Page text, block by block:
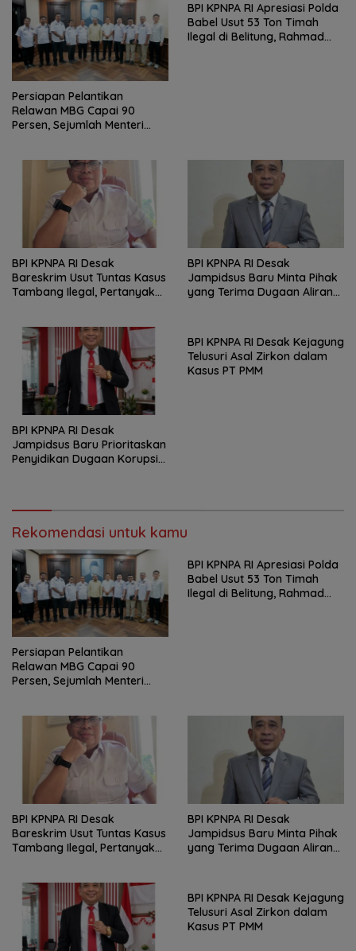
Persiapan Pelantikan
Relawan MBG Capai 90
Persen, Sejumlah Menteri
BPI KPNPA RI Apresiasi Polda
Babel Usut 53 Ton Timah
Ilegal di Belitung, Rahmad
BPI KPNPA RI Desak
Bareskrim Usut Tuntas Kasus
Tambang Ilegal, Pertanyakan
BPI KPNPA RI Desak
Jampidsus Baru Minta Pihak
yang Terima Dugaan Aliran
BPI KPNPA RI Desak
Jampidsus Baru Prioritaskan
Penyidikan Dugaan Korupsi
BPI KPNPA RI Desak Kejagung
Telusuri Asal Zirkon dalam
Kasus PT PMM
Rekomendasi untuk kamu
Persiapan Pelantikan
Relawan MBG Capai 90
Persen, Sejumlah Menteri
BPI KPNPA RI Apresiasi Polda
Babel Usut 53 Ton Timah
Ilegal di Belitung, Rahmad
BPI KPNPA RI Desak
Bareskrim Usut Tuntas Kasus
Tambang Ilegal, Pertanyakan
BPI KPNPA RI Desak
Jampidsus Baru Minta Pihak
yang Terima Dugaan Aliran
BPI KPNPA RI Desak Kejagung
Telusuri Asal Zirkon dalam
Kasus PT PMM